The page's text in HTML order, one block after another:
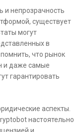
и непрозрачность
существует
могут
в
что рынок
и даже самые
гарантировать
аспекты.
настоятельно
и